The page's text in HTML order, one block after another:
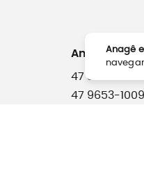
Anagê
47 3025-3000
47 9653-1009
Anagê